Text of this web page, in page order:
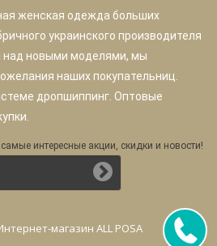
женская одежда больших
украинского производителя
над новыми моделями, мы
наших покупательниц.
дропшиппинг. Оптовые
интересные акции, скидки и новости!
магазин ALL POSA